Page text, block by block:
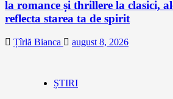
la romance și thrillere la clasici,
reflecta starea ta de spirit
Țîrlă Bianca august 8, 2026
ȘTIRI